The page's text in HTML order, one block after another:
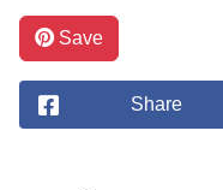
Save
Share